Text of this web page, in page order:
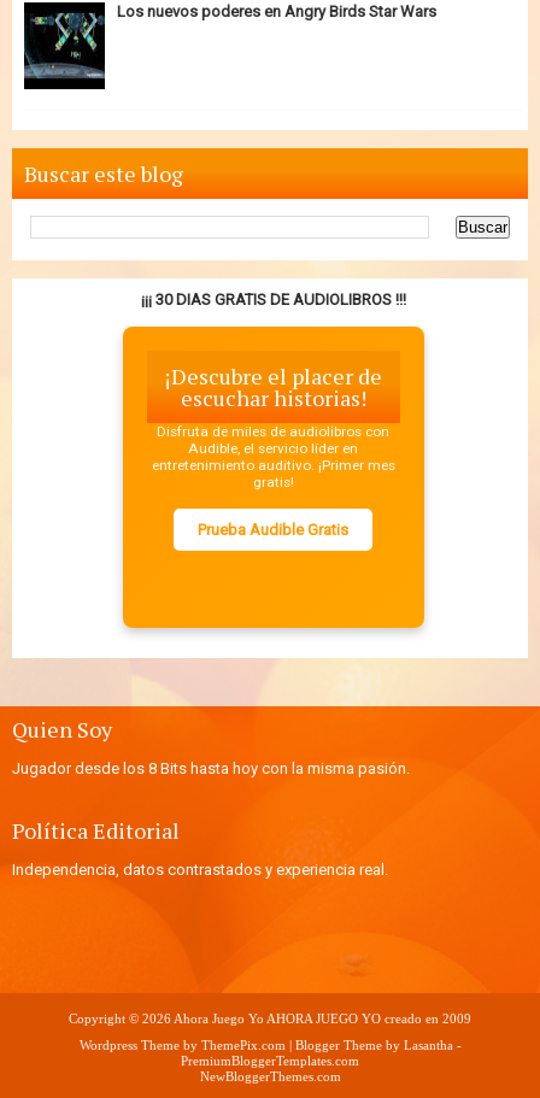
Los nuevos poderes en Angry Birds Star Wars
Buscar este blog
¡¡¡ 30 DIAS GRATIS DE AUDIOLIBROS !!!
¡Descubre el placer de
escuchar historias!
Disfruta de miles de audiolibros con
Audible, el servicio líder en
entretenimiento auditivo. ¡Primer mes
gratis!
Prueba Audible Gratis
Quien Soy
Jugador desde los 8 Bits hasta hoy con la misma pasión.
Política Editorial
Independencia, datos contrastados y experiencia real.
Copyright © 2026 Ahora Juego Yo AHORA JUEGO YO creado en 2009
Wordpress Theme by ThemePix.com | Blogger Theme by Lasantha-
PremiumBloggerTemplates.com
NewBloggerThemes.com